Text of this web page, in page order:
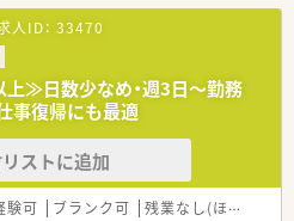
について】
希望者に伴う欠員補充と、近隣店舗も
て、薬剤師を募集しております。
が、それ以上に人柄や協調性を重視し
不安をお持ちの方も相談可能で、幅
だけます。
ます】
OJT研修、勉強会など、多様な教育制
人ID： 33470
上≫日数少なめ・週3日～勤務
事復帰にも最適
ストに追加
験可 ブランク可 残業なし(ほぼなし含む)